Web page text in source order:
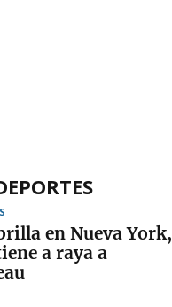
en Nueva York,
a raya a